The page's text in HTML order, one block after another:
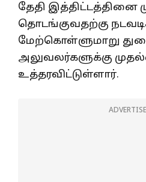
தேதி இத்திட்டத்தினை
தொடங்குவதற்கு
மேற்கொள்ளுமாறு
அலுவலர்களுக்கு
உத்தரவிட்டுள்ளார்.